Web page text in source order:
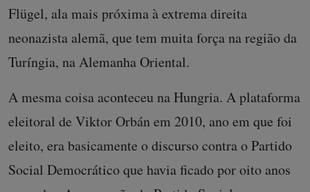
Flügel, ala mais próxima à extrema direita
neonazista alemã, que tem muita força na região da
Turíngia, na Alemanha Oriental.
A mesma coisa aconteceu na Hungria. A plataforma
eleitoral de Viktor Orbán em 2010, ano em que foi
eleito, era basicamente o discurso contra o Partido
Social Democrático que havia ficado por oito anos